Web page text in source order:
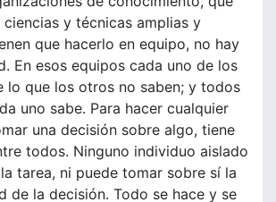
ciencias y técnicas amplias y
que hacerlo en equipo, no hay
En esos equipos cada uno de los
lo que los otros no saben; y todos
uno sabe. Para hacer cualquier
una decisión sobre algo, tiene
todos. Ninguno individuo aislado
tarea, ni puede tomar sobre sí la
de la decisión. Todo se hace y se